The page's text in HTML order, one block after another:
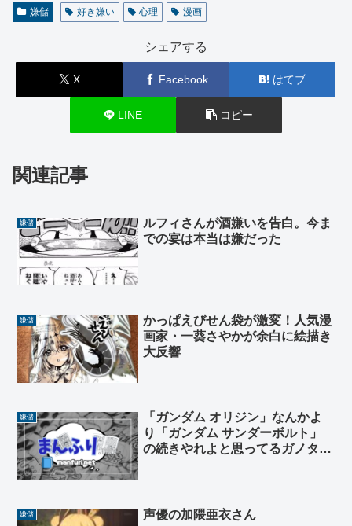
嫌儲 好き嫌い 心理 漫画
シェアする
X Facebook はてブ
LINE コピー
関連記事
嫌儲
ルフィさんが酒嫌いを告白。今ま
での宴は本当は嫌だった
嫌儲
かっぱえびせん袋が激変！人気漫
画家・一葵さやかが余白に絵描き
大反響
嫌儲
「ガンダム オリジン」なんかよ
り「ガンダム サンダーボルト」
の続きやれよと思ってるガノタは
嫌儲 声優の加隈亜衣さん